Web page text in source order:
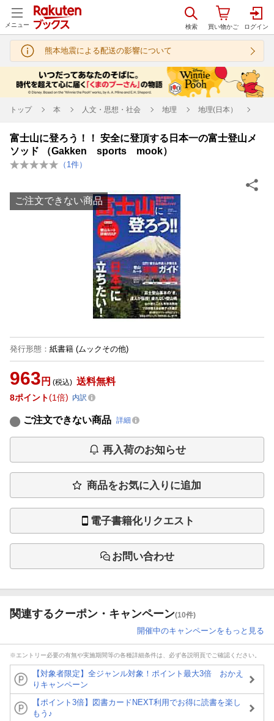
メニュー
熊本地震による配送の影響について
トップ 本 人文・思想・社会 地理 地理(日本）
富士山に登ろう！！ 安全に登頂する日本一の富士登山メ
ソッド （Gakken sports mook）
（ 1 件）
ご注文できない商品
発行形態 ： 紙書籍 (ムックその他)
963 円 (税込) 送料無料
8ポイント 1倍 内訳
ご注文できない商品 詳細
再入荷のお知らせ
商品をお気に入りに追加
電子書籍化リクエスト
お問い合わせ
関連するクーポン・キャンペーン(10件)
開催中のキャンペーンをもっと見る
※エントリー必要の有無や実施期間等の各種詳細条件は、必ず各説明頁でご確認ください。
【対象者限定】全ジャンル対象！ポイント最大3倍 おかえ
りキャンペーン
【ポイント3倍】図書カードNEXT利用でお得に読書を楽し
もう♪